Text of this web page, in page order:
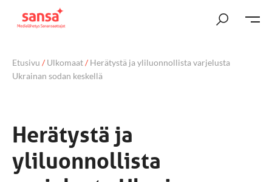
Etusivu /Ulkomaat/Herätystä ja yliluonnollista varjelusta
Ukrainan sodan keskellä
Herätystä ja
yliluonnollista